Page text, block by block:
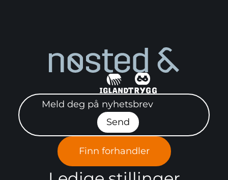
Meld deg på nyhetsbrev"
Send
Finn forhandler